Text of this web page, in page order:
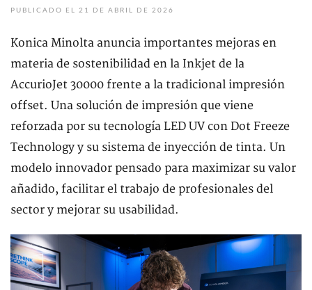
PUBLICADO EL 21 DE ABRIL DE 2026
Konica Minolta anuncia importantes mejoras en
materia de sostenibilidad en la Inkjet de la
AccurioJet 30000 frente a la tradicional impresión
offset. Una solución de impresión que viene
reforzada por su tecnología LED UV con Dot Freeze
Technology y su sistema de inyección de tinta. Un
modelo innovador pensado para maximizar su valor
añadido, facilitar el trabajo de profesionales del
sector y mejorar su usabilidad.